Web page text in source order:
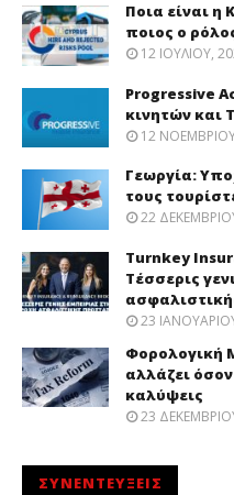
Ποια είναι
ποιος ο
12 ΙΟΥΛΊΟΥ,
Progressive
κινητών και
12
Γεωργία:
τους
22
Turnkey
Τέσσερις
23
Φορολογική
αλλάζει
καλύψεις
23
ΣΥΝΕΝΤΕΥΞΕΙΣ